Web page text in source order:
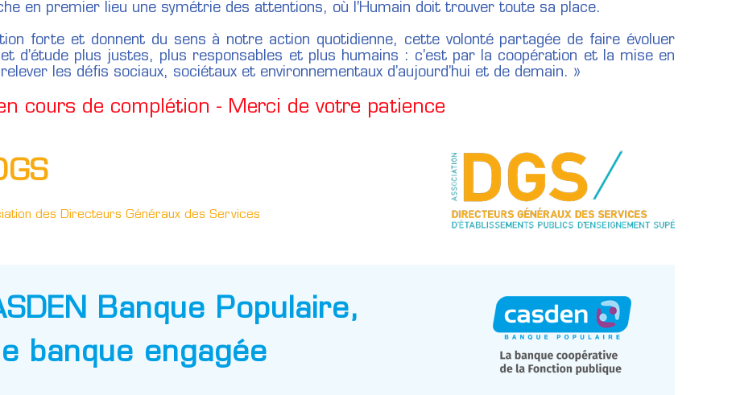
en premier lieu une symétrie des attentions, où l'Humain doit trouver toute sa place.
forte et donnent du sens à notre action quotidienne, cette volonté partagée de faire évoluer
d’étude plus justes, plus responsables et plus humains : c’est par la coopération et la mise en
les défis sociaux, sociétaux et environnementaux d’aujourd’hui et de demain. »
cours de complétion - Merci de votre patience
des Directeurs Généraux des Services
Banque Populaire,
banque engagée